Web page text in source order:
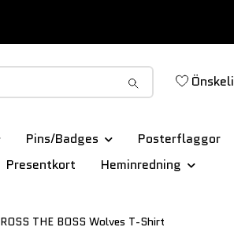
Pins/Badges Posterflaggor
Presentkort Heminredning
ROSS THE BOSS Wolves T-Shirt